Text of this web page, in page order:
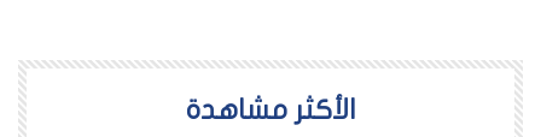
اﻷكثر مشاهدة